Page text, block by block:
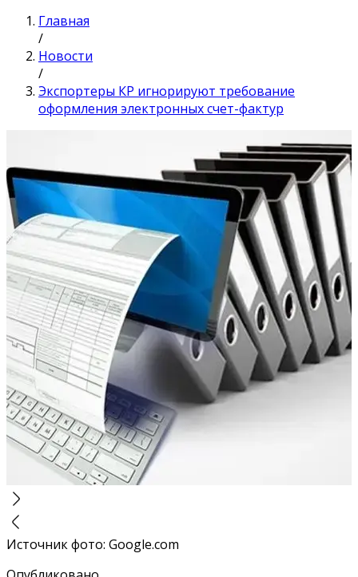
Главная
/
Новости
/
Экспортеры КР игнорируют требование
оформления электронных счет-фактур
Источник фото: Google.com